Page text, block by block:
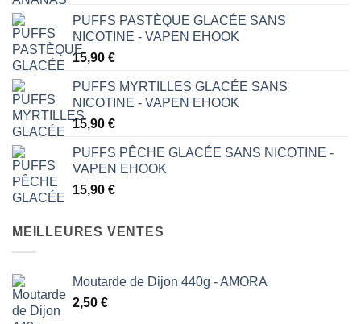
PUFFS PASTÈQUE GLACÉE SANS
NICOTINE - VAPEN EHOOK
15,90 €
PUFFS MYRTILLES GLACÉE SANS
NICOTINE - VAPEN EHOOK
15,90 €
PUFFS PÊCHE GLACÉE SANS NICOTINE -
VAPEN EHOOK
15,90 €
MEILLEURES VENTES
Moutarde de Dijon 440g - AMORA
2,50 €